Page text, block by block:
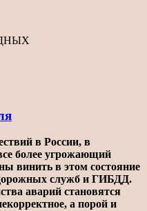
в России, в
более угрожающий
винить в этом состояние
дорожных служб и ГИБДД.
аварий становятся
а порой и